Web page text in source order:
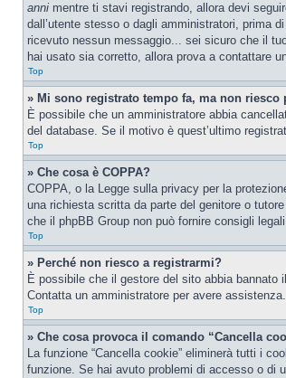
anni mentre ti stavi registrando, allora devi
dall’utente stesso o dagli amministratori, prima
ricevuto nessun messaggio... sei sicuro che il
hai usato sia corretto, allora prova a contattare
Top
» Mi sono registrato tempo fa, ma non riesco
È possibile che un amministratore abbia
del database. Se il motivo è quest’ultimo
Top
» Che cosa è COPPA?
COPPA, o la Legge sulla privacy per la
una richiesta scritta da parte del genitore o
che il phpBB Group non può fornire consigli
Top
» Perché non riesco a registrarmi?
È possibile che il gestore del sito abbia
Contatta un amministratore per avere assistenza.
Top
» Che cosa provoca il comando “Cancella
La funzione “Cancella cookie” eliminerà tutti i
funzione. Se hai avuto problemi di accesso o di